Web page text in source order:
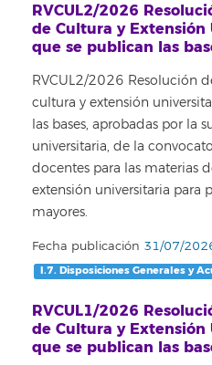
RVCUL2/2026
de Cultura y
que se publican las
RVCUL2/2026 Resolución
cultura y extensión
las bases, aprobadas por la
universitaria, de la
docentes para las materias
extensión universitaria para
mayores.
Fecha publicación 31/07/
I.7. Disposiciones Generales y
RVCUL1/2026
de Cultura y
que se publican las